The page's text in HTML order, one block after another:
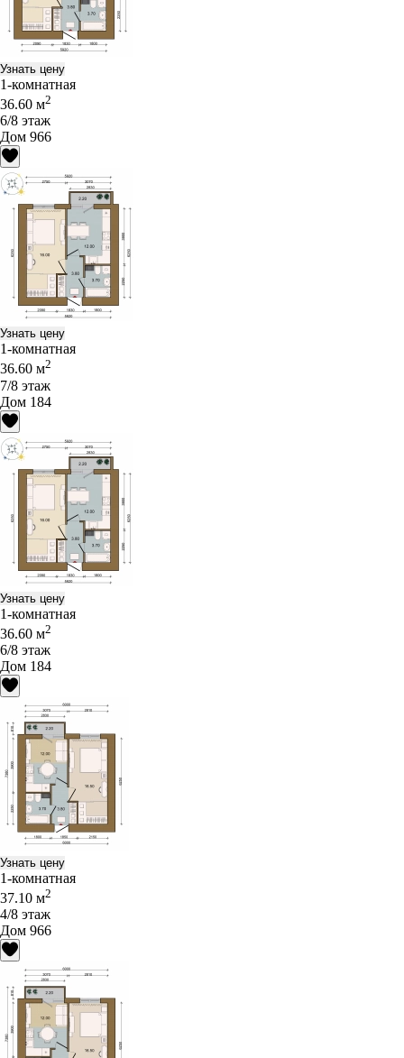
Узнать цену
1-комнатная
36.60 м2
6/8 этаж
Дом 966
Узнать цену
1-комнатная
36.60 м2
7/8 этаж
Дом 184
Узнать цену
1-комнатная
36.60 м2
6/8 этаж
Дом 184
Узнать цену
1-комнатная
37.10 м2
4/8 этаж
Дом 966